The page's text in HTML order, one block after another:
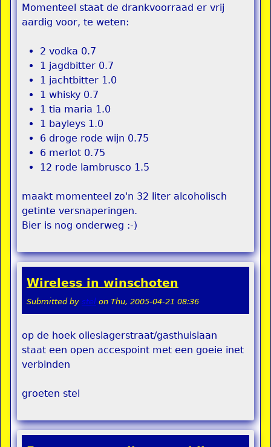
Momenteel staat de drankvoorraad er vrij
aardig voor, te weten:
2 vodka 0.7
1 jagdbitter 0.7
1 jachtbitter 1.0
1 whisky 0.7
1 tia maria 1.0
1 bayleys 1.0
6 droge rode wijn 0.75
6 merlot 0.75
12 rode lambrusco 1.5
maakt momenteel zo'n 32 liter alcoholisch
getinte versnaperingen.
Bier is nog onderweg :-)
Wireless in winschoten
Submitted by stel on Thu, 2005-04-21 08:36
op de hoek olieslagerstraat/gasthuislaan
staat een open accespoint met een goeie inet
verbinden
groeten stel